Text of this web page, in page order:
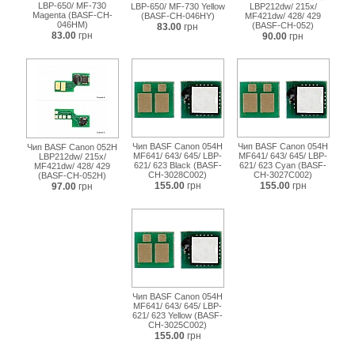
LBP-650/ MF-730
Magenta (BASF-CH-
046HM)
83.00 грн
LBP-650/ MF-730 Yellow
(BASF-CH-046HY)
83.00 грн
LBP212dw/ 215x/
MF421dw/ 428/ 429
(BASF-CH-052)
90.00 грн
Чип BASF Canon 052H
LBP212dw/ 215x/
MF421dw/ 428/ 429
(BASF-CH-052H)
97.00 грн
Чип BASF Canon 054H
MF641/ 643/ 645/ LBP-
621/ 623 Black (BASF-
CH-3028C002)
155.00 грн
Чип BASF Canon 054H
MF641/ 643/ 645/ LBP-
621/ 623 Cyan (BASF-
CH-3027C002)
155.00 грн
Чип BASF Canon 054H
MF641/ 643/ 645/ LBP-
621/ 623 Yellow (BASF-
CH-3025C002)
155.00 грн